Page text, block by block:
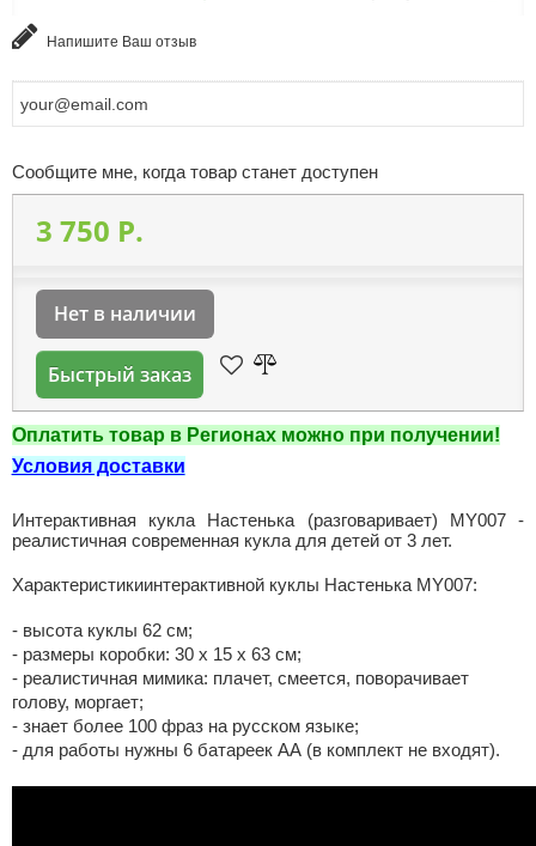
Напишите Ваш отзыв
Сообщите мне, когда товар станет доступен
3 750 P.
Нет в наличии
Быстрый заказ
Оплатить товар в Регионах можно при получении!
Условия доставки
Интерактивная кукла Настенька (разговаривает) MY007 -
реалистичная современная кукла для детей от 3 лет.
Характеристикиинтерактивной куклы Настенька MY007:
- высота куклы 62 см;
- размеры коробки: 30 х 15 х 63 см;
- реалистичная мимика: плачет, смеется, поворачивает
голову, моргает;
- знает более 100 фраз на русском языке;
- для работы нужны 6 батареек АА (в комплект не входят).